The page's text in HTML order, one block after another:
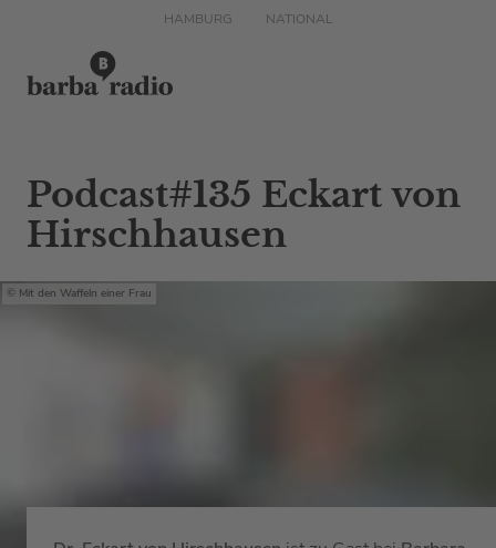
HAMBURG NATIONAL
Podcast#135 Eckart von
Hirschhausen
Mit den Waffeln einer Frau